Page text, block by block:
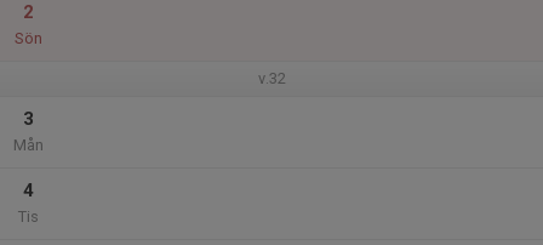
2
Sön
v.32
3
Mån
4
Tis